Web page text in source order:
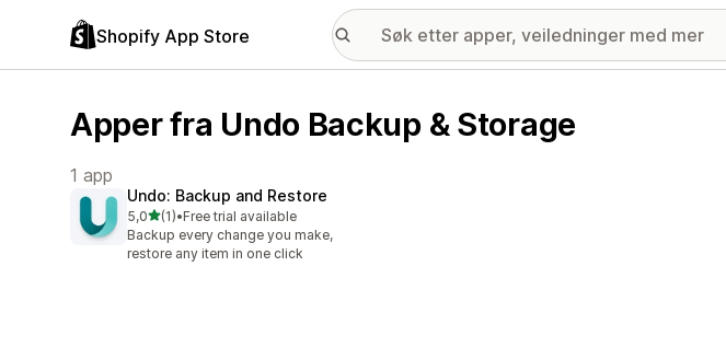
Shopify App Store
Apper fra Undo Backup & Storage
1 app
Undo: Backup and Restore
5,0av 5 stjerner
(1)
Totalt 1 omtaler
•Free trial available
Backup every change you make,
restore any item in one click